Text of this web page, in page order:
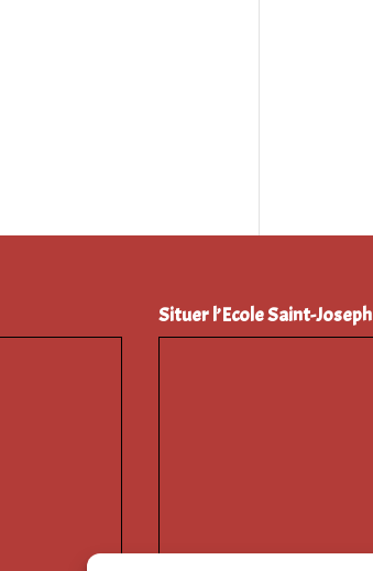
Situer l’Ecole Saint-Joseph